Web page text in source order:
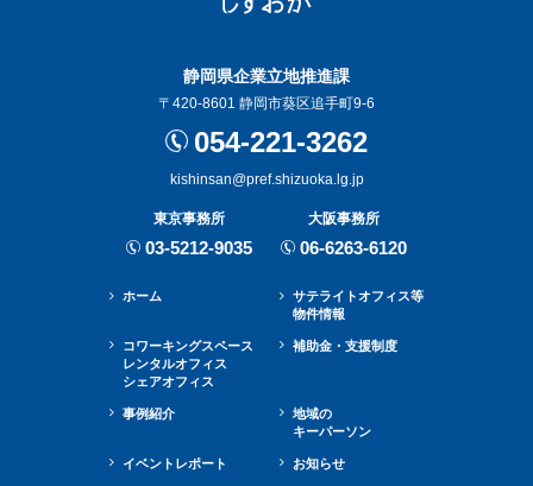
静岡県企業立地推進課
〒420-8601 静岡市葵区追手町9-6
054-221-3262
kishinsan@pref.shizuoka.lg.jp
東京事務所
03-5212-9035
大阪事務所
06-6263-6120
ホーム
サテライトオフィス等
物件情報
コワーキングスペース
レンタルオフィス
シェアオフィス
補助金・⽀援制度
事例紹介
地域の
キーパーソン
イベントレポート お知らせ